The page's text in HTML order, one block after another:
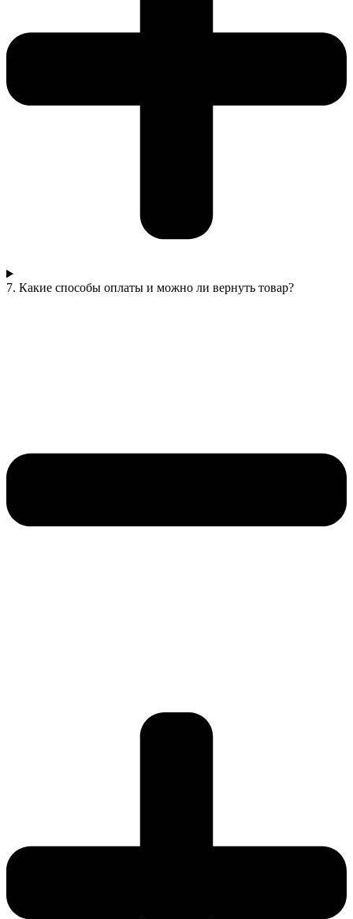
7. Какие способы оплаты и можно ли вернуть товар?